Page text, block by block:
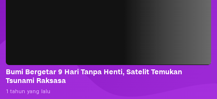
Bumi Bergetar 9 Hari Tanpa Henti, Satelit Temukan
Tsunami Raksasa
1 tahun yang lalu